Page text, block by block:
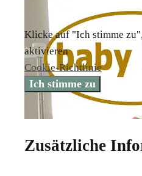
Klicke auf "Ich stimme
aktivieren
Cookie-Richtlinie
Ich stimme zu
Zusätzliche